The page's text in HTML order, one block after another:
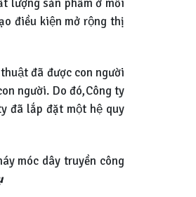
điều kiện mở rộng thị
đã được con người
người. Do đó,Công ty
đã lắp đặt một hệ quy
móc dây truyền công